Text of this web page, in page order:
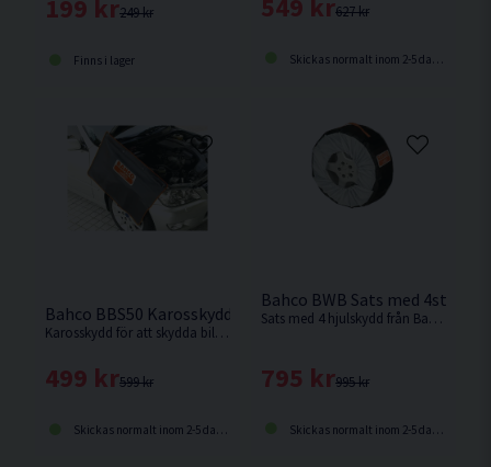
249 kr
199 kr
Finns i lager
627 kr
549 kr
Skickas normalt inom 2-5 dagar
Bahco BBS50 Karosskydd
Karosskydd för att skydda bilens paneler.
599 kr
499 kr
Skickas normalt inom 2-5 dagar
Bahco BWB Sats med 4st
Sats med 4 hjulskydd från Bahco.
995 kr
795 kr
Skickas normalt inom 2-5 dagar